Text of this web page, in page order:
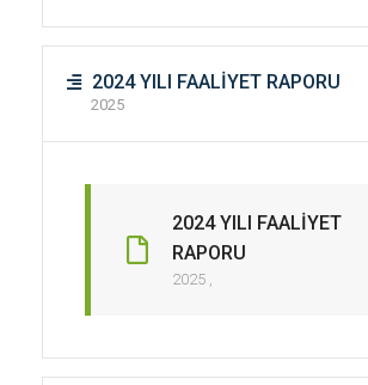
2024 YILI FAALİYET RAPORU
2025
2024 YILI FAALİYET
RAPORU
2025 ,